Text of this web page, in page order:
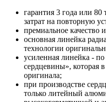
гарантия 3 года или
затрат на повторную
премиальное качество
основная линейка
технологии
усиленная линейка -
сердцевины», которая
оригинала;
при производстве
только литейный